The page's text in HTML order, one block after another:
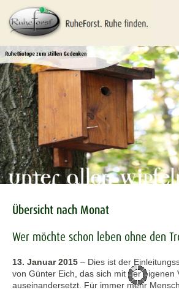
Übersicht nach Monat
Wer möchte schon leben ohne den
13. Januar 2015 – Dies ist der
von Günter Eich, das sich mit der eigenen
auseinandersetzt. Für immer mehr